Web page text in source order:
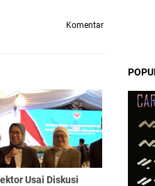
Komentar
Usai Diskusi